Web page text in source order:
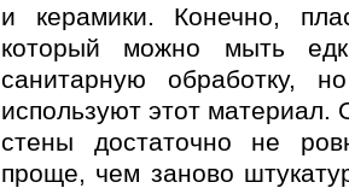
и керамики. Конечно,
который можно мыть
санитарную обработку,
используют этот материал.
стены достаточно не
проще, чем заново